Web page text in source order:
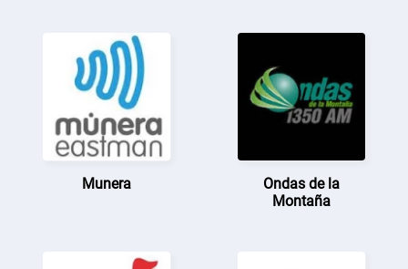
Munera
Ondas de la
Montaña